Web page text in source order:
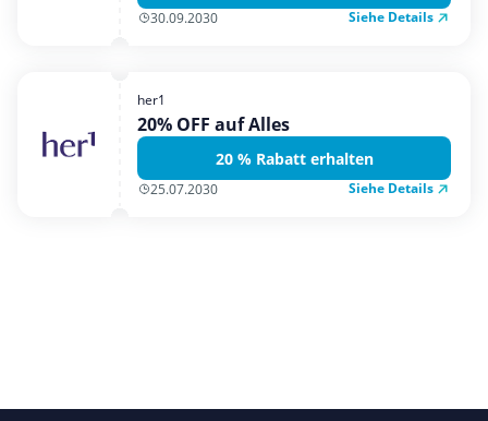
30.09.2030 Siehe Details
her1
20% OFF auf Alles
20 % Rabatt erhalten
25.07.2030 Siehe Details